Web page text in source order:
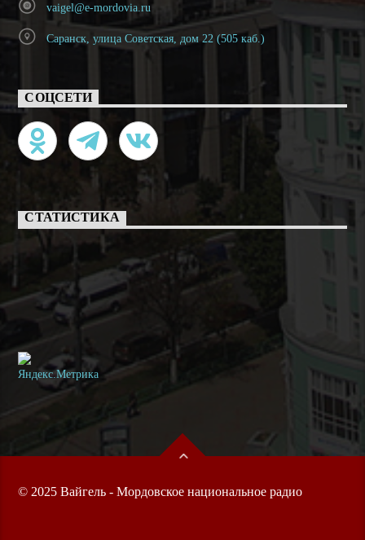
vaigel@e-mordovia.ru
Саранск, улица Советская, дом 22 (505 каб.)
СОЦСЕТИ
СТАТИСТИКА
© 2025 Вайгель - Мордовское национальное радио